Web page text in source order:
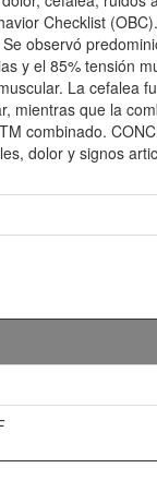
Checklist
observó
y el 85% tensión
La cefalea
mientras que la
combinado.
dolor y signos